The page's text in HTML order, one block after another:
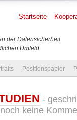
der Datensicherheit
Umfeld
Startseite
Positionspapier
-
noch keine